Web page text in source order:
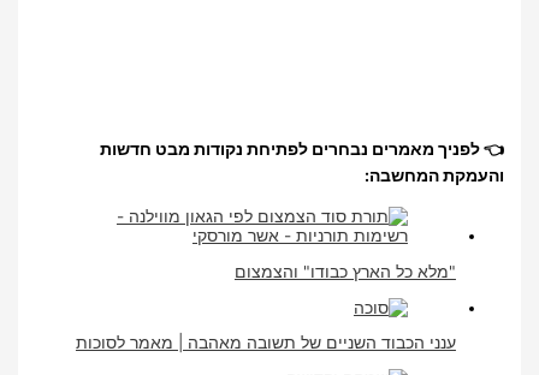
👈 לפניך מאמרים נבחרים לפתיחת נקודות מבט חדשות
והעמקת המחשבה:
"מלא כל הארץ כבודו" והצמצום
ענני הכבוד השניים של תשובה מאהבה | מאמר לסוכות